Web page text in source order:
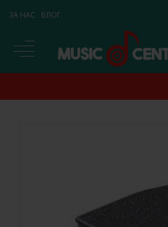
ЗА НАС БЛОГ